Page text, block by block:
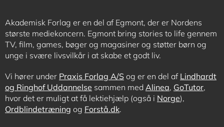
Akademisk Forlag er en del af Egmont, der er Nordens
største mediekoncern. Egmont bring stories to life gennem
TV, film, games, bøger og magasiner og støtter børn og
unge i svære livsvilkår i at skabe et godt liv.
Vi hører under Praxis Forlag A/S og er en del af Lindhardt
og Ringhof Uddannelse sammen med Alinea, GoTutor,
hvor det er muligt at få lektiehjælp (også i Norge),
Ordblindetræning og Forstå.dk.